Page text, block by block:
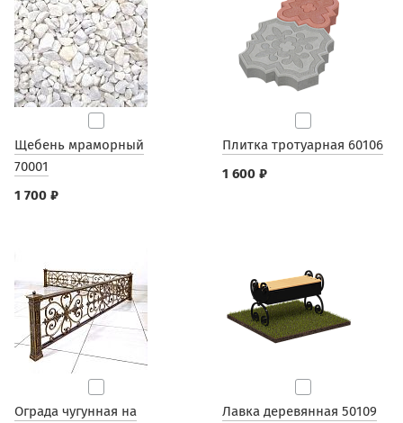
Щебень мраморный
70001
1 700 ₽
Плитка тротуарная 60106
1 600 ₽
Ограда чугунная на
Лавка деревянная 50109